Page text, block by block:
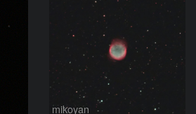
mikoyan